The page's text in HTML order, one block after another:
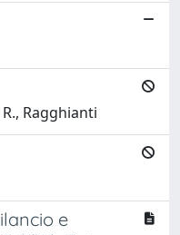
Ragghianti
e